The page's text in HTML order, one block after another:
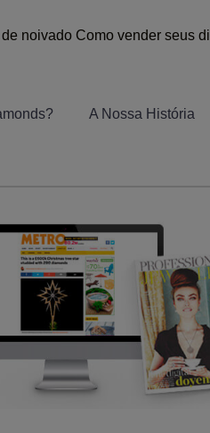
noivado Como vender seus
A Nossa História